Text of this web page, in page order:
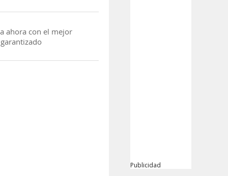
ahora con el mejor
Publicidad